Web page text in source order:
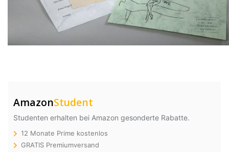
AmazonStudent
Studenten erhalten bei Amazon gesonderte Rabatte.
12 Monate Prime kostenlos
GRATIS Premiumversand